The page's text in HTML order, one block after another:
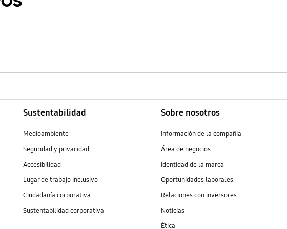
Sustentabilidad
Medioambiente
Seguridad y privacidad
Accesibilidad
Lugar de trabajo inclusivo
Ciudadanía corporativa
Sustentabilidad corporativa
Sobre nosotros
Información de la compañía
Área de negocios
Identidad de la marca
Oportunidades laborales
Relaciones con inversores
Noticias
Ética